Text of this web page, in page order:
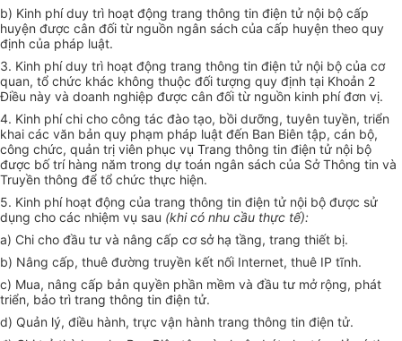
b) Kinh phí duy trì hoạt động trang thông tin điện tử nội bộ cấp
huyện được cân đối từ nguồn ngân sách của cấp huyện theo quy
định của pháp luật.
3. Kinh phí duy trì hoạt động trang thông tin điện tử nội bộ của cơ
quan, tổ chức khác không thuộc đối tượng quy định tại Khoản 2
Điều này và doanh nghiệp được cân đối từ nguồn kinh phí đơn vị.
4. Kinh phí chi cho công tác đào tạo, bồi dưỡng, tuyên tuyền, triển
khai các văn bản quy phạm pháp luật đến Ban Biên tập, cán bộ,
công chức, quản trị viên phục vụ Trang thông tin điện tử nội bộ
được bố trí hàng năm trong dự toán ngân sách của Sở Thông tin và
Truyền thông để tổ chức thực hiện.
5. Kinh phí hoạt động của trang thông tin điện tử nội bộ được sử
dụng cho các nhiệm vụ sau (khi có nhu cầu thực tế):
a) Chi cho đầu tư và nâng cấp cơ sở hạ tầng, trang thiết bị.
b) Nâng cấp, thuê đường truyền kết nối Internet, thuê IP tĩnh.
c) Mua, nâng cấp bản quyền phần mềm và đầu tư mở rộng, phát
triển, bảo trì trang thông tin điện tử.
d) Quản lý, điều hành, trực vận hành trang thông tin điện tử.